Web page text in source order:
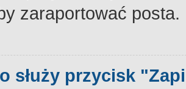
zaraportować posta.
służy przycisk